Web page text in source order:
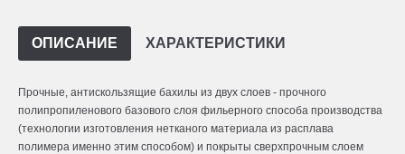
ОПИСАНИЕ ХАРАКТЕРИСТИКИ
Прочные, антискользящие бахилы из двух слоев - прочного
полипропиленового базового слоя фильерного способа производства
(технологии изготовления нетканого материала из расплава
полимера именно этим способом) и покрыты сверхпрочным слоем